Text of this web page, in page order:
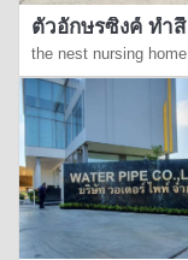
ตัวอักษรซิงค์ ทำสี
the nest nursing home